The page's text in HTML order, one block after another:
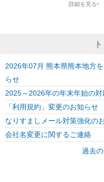
詳細を見る
2026年07月 熊本県熊本地方
らせ
2025～2026年の年末年始の
「利用規約」変更のお知らせ
なりすましメール対策強化の
会社名変更に関するご連絡
過去